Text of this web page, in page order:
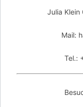
Julia Klein
Mail:
Tel.: